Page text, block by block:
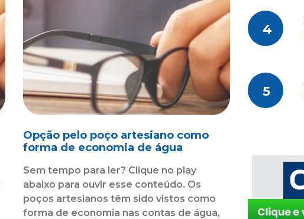
Opção pelo poço artesiano como
forma de economia de água
Sem tempo para ler? Clique no play
abaixo para ouvir esse conteúdo. Os
poços artesianos têm sido vistos como
forma de economia nas contas de água,
4
5